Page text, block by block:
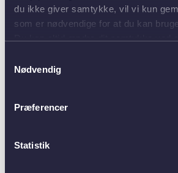
du ikke giver samtykke, vil vi kun
som er nødvendige for at du kan
Nødvendig
Præferencer
Statistik